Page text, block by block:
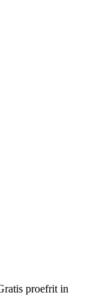
proefrit in